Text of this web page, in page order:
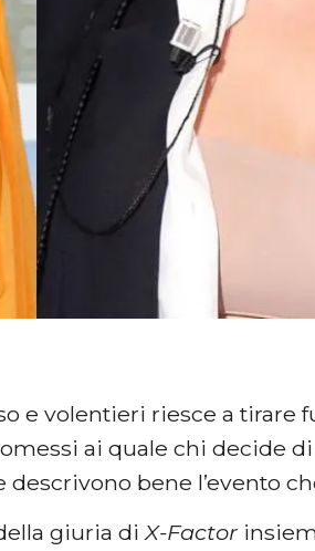
e volentieri riesce a tirare
ai quale chi decide
bene l’evento
giuria diX-Factor